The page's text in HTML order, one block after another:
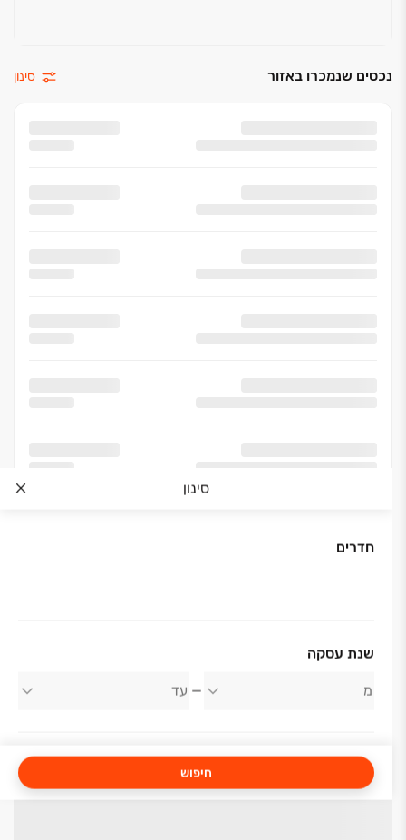
נכסים שנמכרו באזור סינון
סינון
חדרים
שנת עסקה
חיפוש